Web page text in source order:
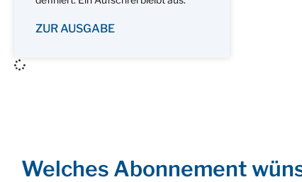
ZUR AUSGABE
Welches Abonnement